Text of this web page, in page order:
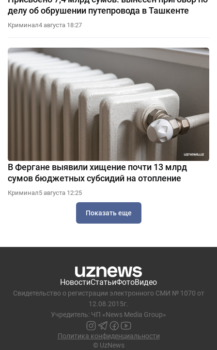
делу об обрушении путепровода в Ташкенте
Криминал4 августа 18:27
В Фергане выявили хищение почти 13 млрд
сумов бюджетных субсидий на отопление
Криминал5 августа 12:25
Показать еще
НовостиСтатьиФотоВидео
Свидетельство о регистрации электронного СМИ № 1070 от
12.08.2015г.
Учредитель: ЧП «News Media Group»
Политика конфиденциальности
© UzNews